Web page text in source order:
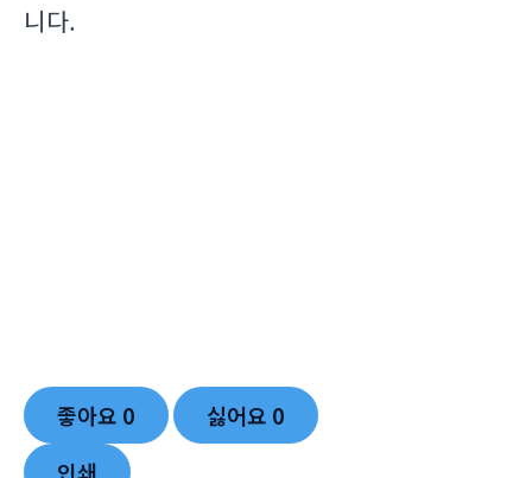
니다.
좋아요 0 싫어요 0